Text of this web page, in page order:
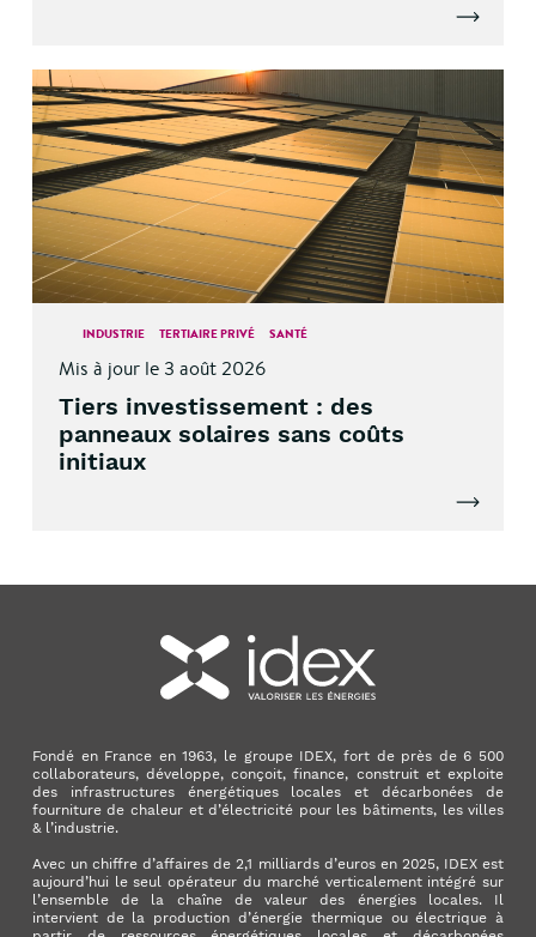
Lire
INDUSTRIE TERTIAIRE PRIVÉ SANTÉ
Mis à jour le 3 août 2026
Tiers investissement : des
panneaux solaires sans coûts
initiaux
Lire
Fondé en France en 1963, le groupe IDEX, fort de près de 6 500
collaborateurs, développe, conçoit, finance, construit et exploite
des infrastructures énergétiques locales et décarbonées de
fourniture de chaleur et d’électricité pour les bâtiments, les villes
& l’industrie.
Avec un chiffre d’affaires de 2,1 milliards d’euros en 2025, IDEX est
aujourd’hui le seul opérateur du marché verticalement intégré sur
l’ensemble de la chaîne de valeur des énergies locales. Il
intervient de la production d’énergie thermique ou électrique à